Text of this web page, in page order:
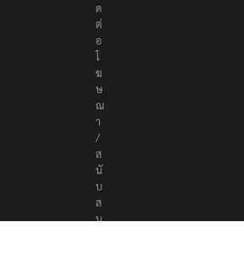
ด
ต่
อ
โ
ฆ
ษ
ณ
า
/
ส
นั
บ
ส
นุ